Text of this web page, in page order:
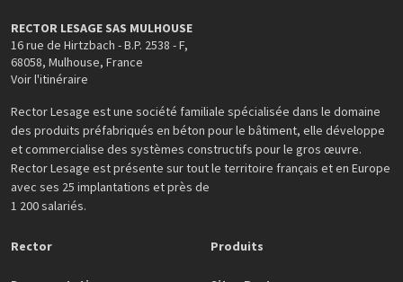
RECTOR LESAGE SAS MULHOUSE
16 rue de Hirtzbach - B.P. 2538 - F,
68058, Mulhouse, France
Voir l'itinéraire
Rector Lesage est une société familiale spécialisée dans le domaine
des produits préfabriqués en béton pour le bâtiment, elle développe
et commercialise des systèmes constructifs pour le gros œuvre.
Rector Lesage est présente sur tout le territoire français et en Europe
avec ses 25 implantations et près de
1 200 salariés.
Rector Produits